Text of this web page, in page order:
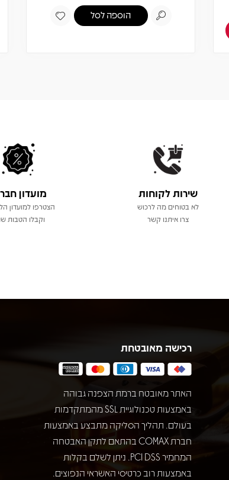
הוספה לסל
שירות לקוחות
לא בטוחים מה לרכוש
צרו איתנו קשר
מועדון
הצטרפו למועדון
וקבלו הטבות
רכישה מאובטחת
האתר מאובטח ברמת הצפנה גבוהה
באמצעות טכנולוגיית SSL מהמתקדמות
בעולם. תהליך הסליקה מתבצע באמצעות
חברת COMAX בהתאם לתקן האבטחה
המחמיר PCI DSS. ניתן לשלם בקלות
באמצעות רוב כרטיסי האשראי הנפוצים.